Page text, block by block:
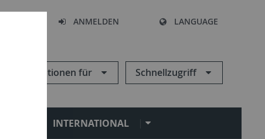
ANMELDEN LANGUAGE
Informationen für Schnellzugriff
INTERNATIONAL